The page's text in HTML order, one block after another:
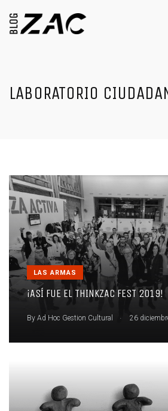
LABORATORIO
LAS ARMAS
¡ASÍ FUE EL THINKZAC FEST 2019!
By Ad Hoc Gestion Cultural 26